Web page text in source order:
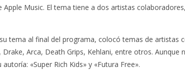
Apple Music. El tema tiene a dos artistas
tema al final del programa, colocó temas de artistas
Drake, Arca, Death Grips, Kehlani, entre otros. Aunque
«Super Rich Kids» y «Futura Free».